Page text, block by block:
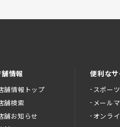
情報
舗情報トップ
舗検索
舗お知らせ
便利な
スポー
メール
オンラ